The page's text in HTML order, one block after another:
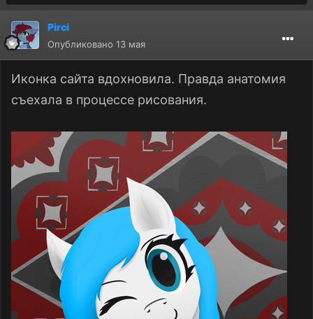
Pirci
Опубликовано 13 мая
Иконка сайта вдохновила. Правда анатомия
съехала в процессе рисования.